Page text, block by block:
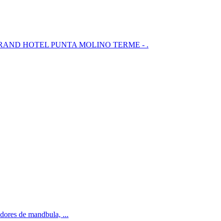
HOTEL PUNTA MOLINO TERME - .
de mandbula, ...